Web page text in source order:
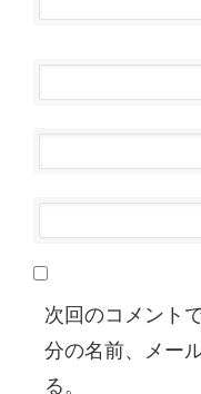
次回のコメント
分の名前、メー
る。